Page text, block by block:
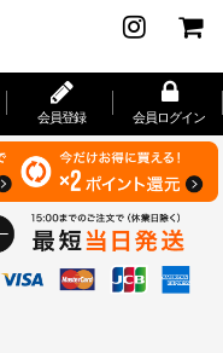
会員登録 会員ログイン